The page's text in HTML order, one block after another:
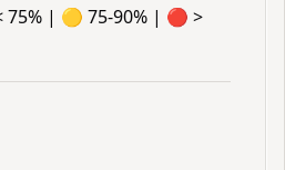
75% | 🟡 75-90% | 🔴 >